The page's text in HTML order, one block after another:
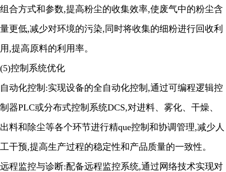
组合方式和参数,提高粉尘的收集效率,使废气中的粉尘含
量更低,减少对环境的污染,同时将收集的细粉进行回收利
用,提高原料的利用率。
(5)控制系统优化
自动化控制 :实现设备的全自动化控制,通过可编程逻辑控
制器PLC或分布式控制系统DCS,对进料、雾化、干燥、
出料和除尘等各个环节进行精que控制和协调管理,减少人
工干预,提高生产过程的稳定性和产品质量的一致性。
远程监控与诊断:配备远程监控系统,通过网络技术实现对